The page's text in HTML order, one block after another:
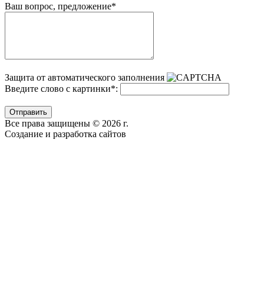
Ваш вопрос, предложение*
Защита от автоматического заполнения
Введите слово с картинки*:
Отправить
Все права защищены © 2026 г.
Создание и разработка сайтов